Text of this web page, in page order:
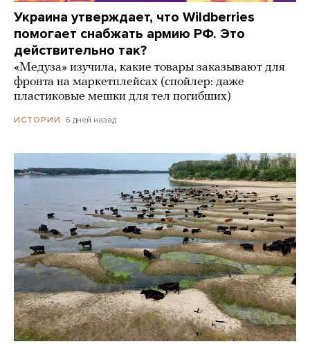
Украина утверждает, что Wildberries
помогает снабжать армию РФ. Это
действительно так?
«Медуза» изучила, какие товары заказывают для
фронта на маркетплейсах (спойлер: даже
пластиковые мешки для тел погибших)
ИСТОРИИ 6 дней назад